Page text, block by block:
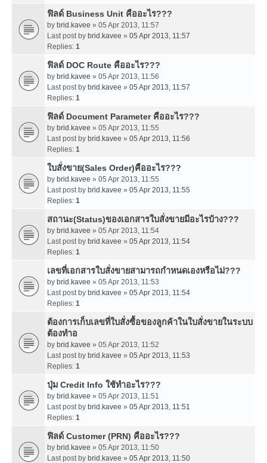
ฟิลด์ Business Unit คืออะไร???
by brid.kavee » 05 Apr 2013, 11:57
Last post by brid.kavee » 05 Apr 2013, 11:57
Replies: 1
ฟิลด์ DOC Route คืออะไร???
by brid.kavee » 05 Apr 2013, 11:56
Last post by brid.kavee » 05 Apr 2013, 11:57
Replies: 1
ฟิลด์ Document Parameter คืออะไร???
by brid.kavee » 05 Apr 2013, 11:55
Last post by brid.kavee » 05 Apr 2013, 11:56
Replies: 1
ใบสั่งขาย(Sales Order)คืออะไร???
by brid.kavee » 05 Apr 2013, 11:55
Last post by brid.kavee » 05 Apr 2013, 11:55
Replies: 1
สถานะ(Status)ของเอกสารใบสั่งขายมีอะไรบ้าง???
by brid.kavee » 05 Apr 2013, 11:54
Last post by brid.kavee » 05 Apr 2013, 11:54
Replies: 1
เลขที่เอกสารใบสั่งขายสามารถกำหนดเองหรือไม่???
by brid.kavee » 05 Apr 2013, 11:53
Last post by brid.kavee » 05 Apr 2013, 11:54
Replies: 1
ต้องการเก็บเลขที่ใบสั่งซื้อของลูกค้าในใบสั่งขายในระบบ
ต้องทำอ
by brid.kavee » 05 Apr 2013, 11:52
Last post by brid.kavee » 05 Apr 2013, 11:53
Replies: 1
ปุ่ม Credit Info ใช้ทำอะไร???
by brid.kavee » 05 Apr 2013, 11:51
Last post by brid.kavee » 05 Apr 2013, 11:51
Replies: 1
ฟิลด์ Customer (PRN) คืออะไร???
by brid.kavee » 05 Apr 2013, 11:50
Last post by brid.kavee » 05 Apr 2013, 11:50